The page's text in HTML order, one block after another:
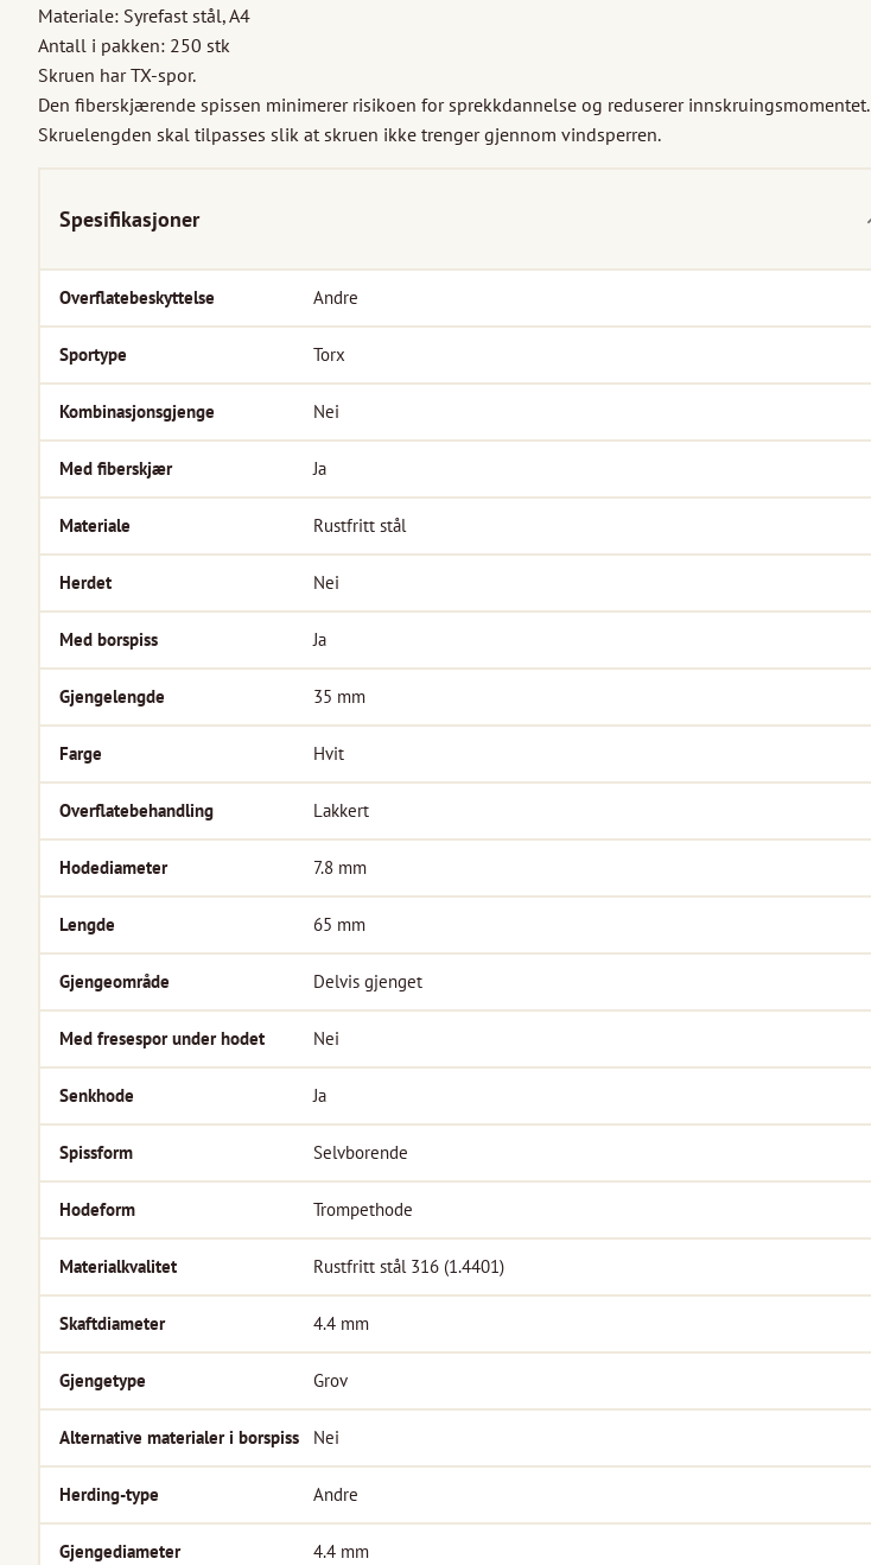
Materiale: Syrefast stål, A4
Antall i pakken: 250 stk
Skruen har TX-spor.
Den fiberskjærende spissen minimerer risikoen for sprekkdannelse og reduserer innskruingsmomentet.
Skruelengden skal tilpasses slik at skruen ikke trenger gjennom vindsperren.
Spesifikasjoner
Overflatebeskyttelse Andre
Sportype Torx
Kombinasjonsgjenge Nei
Med fiberskjær Ja
Materiale Rustfritt stål
Herdet Nei
Med borspiss Ja
Gjengelengde 35 mm
Farge Hvit
Overflatebehandling Lakkert
Hodediameter 7.8 mm
Lengde 65 mm
Gjengeområde Delvis gjenget
Med fresespor under hodet Nei
Senkhode Ja
Spissform Selvborende
Hodeform Trompethode
Materialkvalitet Rustfritt stål 316 (1.4401)
Skaftdiameter 4.4 mm
Gjengetype Grov
Alternative materialer i borspiss Nei
Herding-type Andre
Gjengediameter 4.4 mm